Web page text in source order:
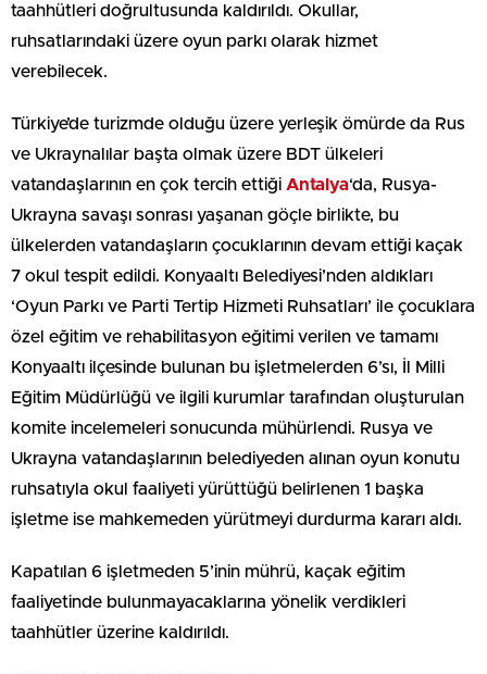
taahhütleri doğrultusunda kaldırıldı. Okullar,
ruhsatlarındaki üzere oyun parkı olarak hizmet
verebilecek.
Türkiye’de turizmde olduğu üzere yerleşik ömürde da Rus
ve Ukraynalılar başta olmak üzere BDT ülkeleri
vatandaşlarının en çok tercih ettiği Antalya‘da, Rusya-
Ukrayna savaşı sonrası yaşanan göçle birlikte, bu
ülkelerden vatandaşların çocuklarının devam ettiği kaçak
7 okul tespit edildi. Konyaaltı Belediyesi’nden aldıkları
‘Oyun Parkı ve Parti Tertip Hizmeti Ruhsatları’ ile çocuklara
özel eğitim ve rehabilitasyon eğitimi verilen ve tamamı
Konyaaltı ilçesinde bulunan bu işletmelerden 6’sı, İl Milli
Eğitim Müdürlüğü ve ilgili kurumlar tarafından oluşturulan
komite incelemeleri sonucunda mühürlendi. Rusya ve
Ukrayna vatandaşlarının belediyeden alınan oyun konutu
ruhsatıyla okul faaliyeti yürüttüğü belirlenen 1 başka
işletme ise mahkemeden yürütmeyi durdurma kararı aldı.
Kapatılan 6 işletmeden 5’inin mührü, kaçak eğitim
faaliyetinde bulunmayacaklarına yönelik verdikleri
taahhütler üzerine kaldırıldı.